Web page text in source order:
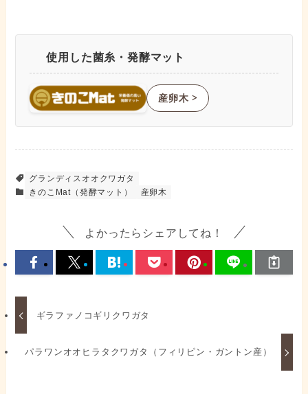
使用した菌糸・発酵マット
産卵木 ᐳ
グランディスオオクワガタ
きのこMat（発酵マット）
産卵木
よかったらシェアしてね！
ギラファノコギリクワガタ
パラワンオオヒラタクワガタ（フィリピン・ガントン産）